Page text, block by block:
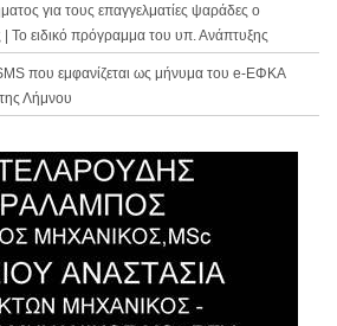
για τους επαγγελματίες ψαράδες ο
| Το ειδικό πρόγραμμα του υπ. Ανάπτυξης
που εμφανίζεται ως μήνυμα του e-ΕΦΚΑ
Λήμνου